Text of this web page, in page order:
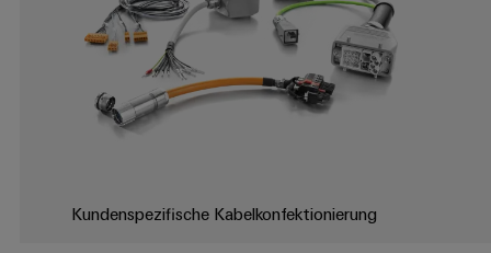
Abwasseraufbereitung
Lösungen
die
Wasser-
Wasserstoff
Software
Markierer
Industriedrucker
Infrastructure
Kundenspezifische Kabelkonfektionierung